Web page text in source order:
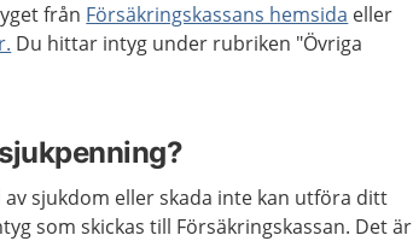
från Försäkringskassans hemsida eller
Du hittar intyg under rubriken "Övriga
sjukdom eller skada inte kan utföra ditt
som skickas till Försäkringskassan. Det är